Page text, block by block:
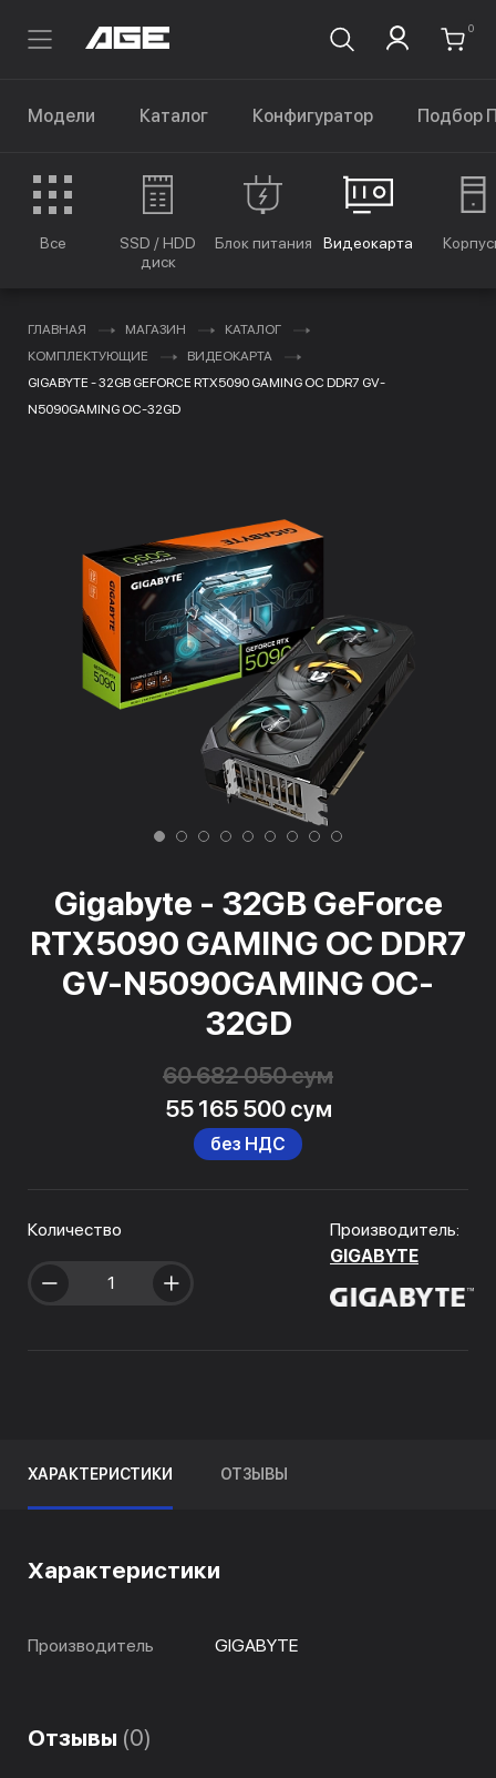
0
Модели Каталог Конфигуратор Подбор
Все
SSD / HDD
диск
Блок питания Видеокарта
ГЛАВНАЯ МАГАЗИН
КАТАЛОГ
КОМПЛЕКТУЮЩИЕ
ВИДЕОКАРТА
GIGABYTE - 32GB GEFORCE RTX5090 GAMING OC DDR7 GV-
N5090GAMING OC-32GD
Gigabyte - 32GB GeForce
RTX5090 GAMING OC DDR7
GV-N5090GAMING OC-
32GD
60 682 050 сум
55 165 500 сум
без НДС
Количество
Производитель:
GIGABYTE
ХАРАКТЕРИСТИКИ ОТЗЫВЫ
Характеристики
Производитель GIGABYTE
Отзывы (0)